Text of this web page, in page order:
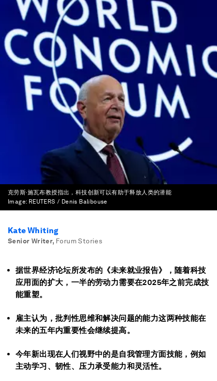
克劳斯·施瓦布教授指出，科技创新可以有助于释放人类的潜能
Image: REUTERS / Denis Balibouse
Kate Whiting
Senior Writer, Forum Stories
据世界经济论坛所发布的《未来就业报告》，随着科技
应用面的扩大，一半的劳动力需要在2025年之前完成技
能重塑。
雇主认为，批判性思维和解决问题的能力这两种技能在
未来的五年内重要性会继续提高。
今年新出现在人们视野中的是自我管理方面技能，例如
主动学习、韧性、压力承受能力和灵活性。